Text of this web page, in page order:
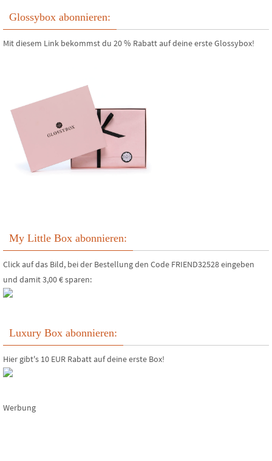
Glossybox abonnieren:
Mit diesem Link bekommst du 20 % Rabatt auf deine erste Glossybox!
My Little Box abonnieren:
Click auf das Bild, bei der Bestellung den Code FRIEND32528 eingeben
und damit 3,00 € sparen:
Luxury Box abonnieren:
Hier gibt's 10 EUR Rabatt auf deine erste Box!
Werbung